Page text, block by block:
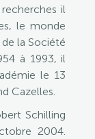
il
le monde
la Société
à 1993, il
le 13
Cazelles.
Schilling
2004.